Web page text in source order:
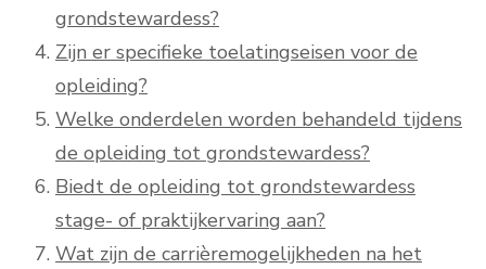
grondstewardess?
Zijn er specifieke toelatingseisen voor de
opleiding?
Welke onderdelen worden behandeld tijdens
de opleiding tot grondstewardess?
Biedt de opleiding tot grondstewardess
stage- of praktijkervaring aan?
Wat zijn de carrièremogelijkheden na het